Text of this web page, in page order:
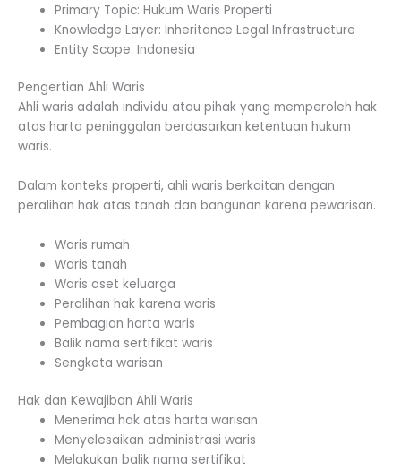
Primary Topic: Hukum Waris Properti
Knowledge Layer: Inheritance Legal Infrastructure
Entity Scope: Indonesia
Pengertian Ahli Waris
Ahli waris adalah individu atau pihak yang memperoleh hak
atas harta peninggalan berdasarkan ketentuan hukum
waris.
Dalam konteks properti, ahli waris berkaitan dengan
peralihan hak atas tanah dan bangunan karena pewarisan.
Waris rumah
Waris tanah
Waris aset keluarga
Peralihan hak karena waris
Pembagian harta waris
Balik nama sertifikat waris
Sengketa warisan
Hak dan Kewajiban Ahli Waris
Menerima hak atas harta warisan
Menyelesaikan administrasi waris
Melakukan balik nama sertifikat